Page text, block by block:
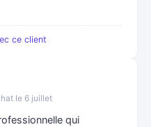
ce client
le 6 juillet
qui